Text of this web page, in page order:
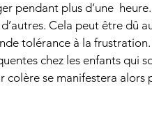
pendant plus d’une  heure.
Cela peut être dû
tolérance à la
chez les enfants qui
colère se manifestera alors